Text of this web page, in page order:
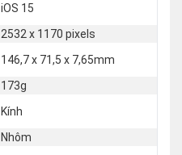
iOS 15
2532 x 1170 pixels
146,7 x 71,5 x 7,65mm
173g
Kính
Nhôm